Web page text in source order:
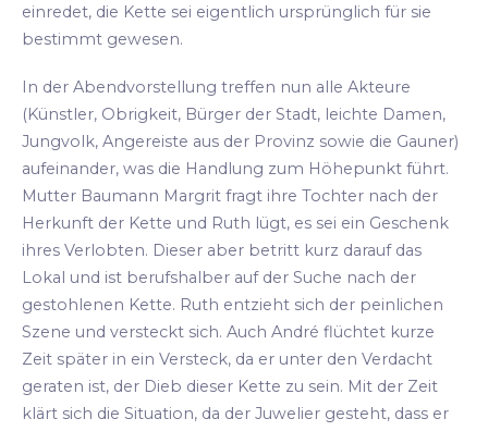
einredet, die Kette sei eigentlich ursprünglich für sie
bestimmt gewesen.
In der Abendvorstellung treffen nun alle Akteure
(Künstler, Obrigkeit, Bürger der Stadt, leichte Damen,
Jungvolk, Angereiste aus der Provinz sowie die Gauner)
aufeinander, was die Handlung zum Höhepunkt führt.
Mutter Baumann Margrit fragt ihre Tochter nach der
Herkunft der Kette und Ruth lügt, es sei ein Geschenk
ihres Verlobten. Dieser aber betritt kurz darauf das
Lokal und ist berufshalber auf der Suche nach der
gestohlenen Kette. Ruth entzieht sich der peinlichen
Szene und versteckt sich. Auch André flüchtet kurze
Zeit später in ein Versteck, da er unter den Verdacht
geraten ist, der Dieb dieser Kette zu sein. Mit der Zeit
klärt sich die Situation, da der Juwelier gesteht, dass er